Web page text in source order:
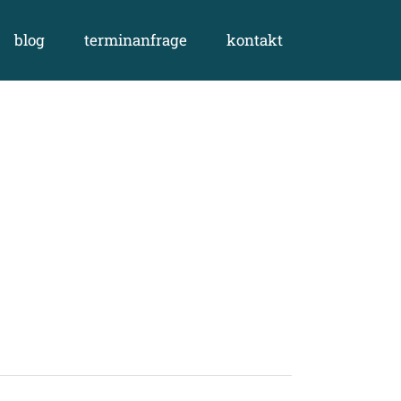
blog terminanfrage kontakt